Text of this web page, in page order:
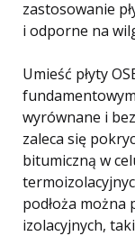
zastosowanie
i odporne na
Umieść płyty
wyrównane i
zaleca się
bitumiczną w
podłoża można
izolacyjnych,